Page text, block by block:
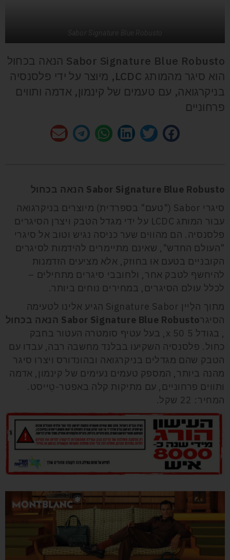
Sabor Signature Blue Robusto הנאה בכחול
הוא סיגר מהמותג LCDC, מיוצר על ידי פלסנסיה
בניקרגואה, עם טעמים של קינמון, אדמה ותווים
פרחוניים
Sabor Signature Blue Robusto הנאה בכחול
סיגרי Sabor ("טעם" בספרדית) מיוצרים בניקרגואה
עבור המותג LCDC על ידי מגדל הטבק ויצרן הסיגרים
פלסנסיה. הם מהווים שער כניסה נגיש וטוב אל סיגרי
"העולם החדש", שאינם מתיימרים להידמות לסיגרים
הקובניים בטעם או בחוזק, אלא מציעים הזדמנות
להיחשף לטבק אחר, ולחובבי סיגרים מתחילים –
לכלל עולם הסיגרים, במחירים נוחים ביותר.
מתוך הלַיין Signature Sabor הגיע אלינו לטעימה
הסיגרSabor Signature Blue Robusto הנאה בכחול
, בגודל 5 x 50, בעל עטיף סומטרה העטור בחבק
כחול. פלסנסיה השקיעו בבלנד מחשבה רבה, עבדו עם
הטבק שהם מגדלים בניקרגואה ובהונדורס ויצרו סיגר
מהנה ביותר, המספק טעמים נעימים של קינמון, אדמה
ותווים פרחוניים, עם מתיקות קלה באפטר-טֵייסט.
המחיר: 22 שקל.